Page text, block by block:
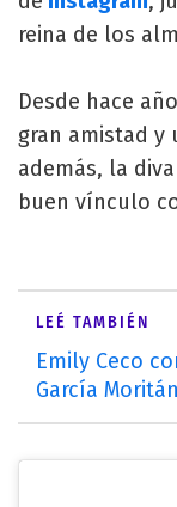
reina de los
Desde hace
gran amistad y
además, la
buen vínculo
LEÉ TAMBIÉN
Emily Ceco
García